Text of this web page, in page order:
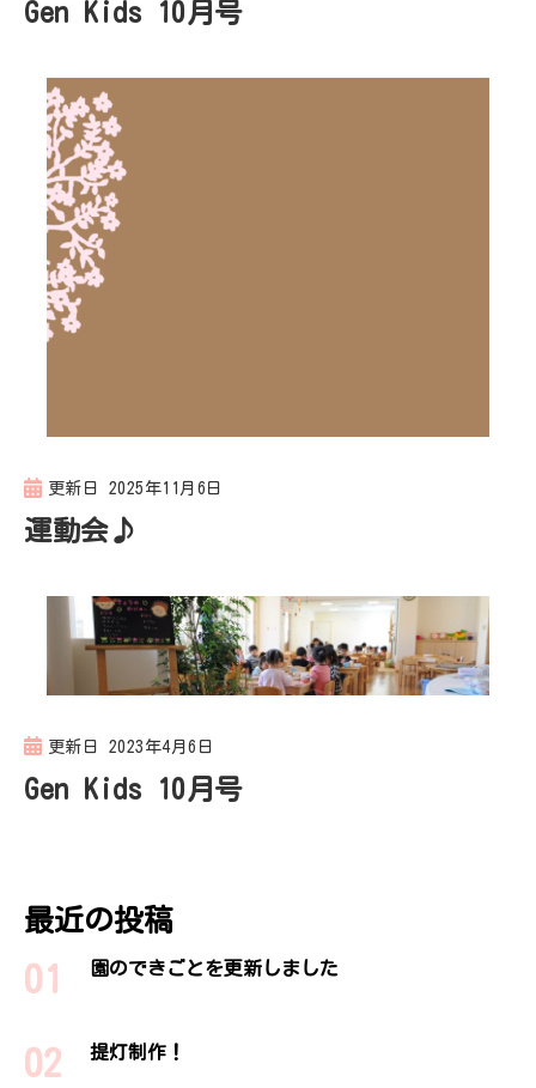
Gen Kids 10月号
更新日 2025年11月6日
運動会♪
更新日 2023年4月6日
Gen Kids 10月号
最近の投稿
園のできごとを更新しました
提灯制作！